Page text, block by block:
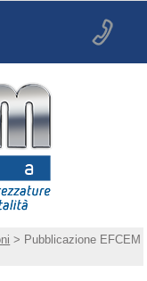
> Pubblicazione EFCEM